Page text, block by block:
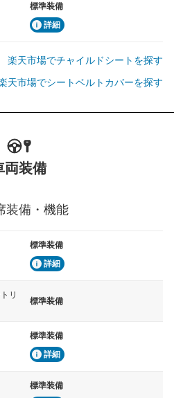
標準装備
詳細
楽天市場でチャイルドシートを探す
天市場でシートベルトカバーを探す
両装備
装備・機能
標準装備
詳細
リ
標準装備
標準装備
詳細
標準装備